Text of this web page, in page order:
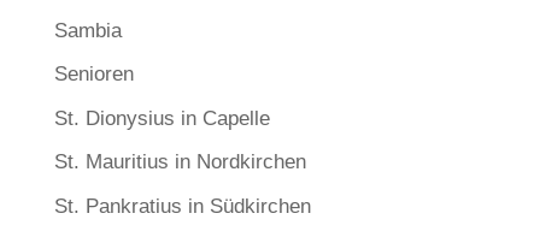
Sambia
Senioren
St. Dionysius in Capelle
St. Mauritius in Nordkirchen
St. Pankratius in Südkirchen